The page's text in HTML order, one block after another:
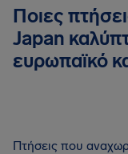
Ποιες
Japan
ευρωπαϊκό
Πτήσεις που